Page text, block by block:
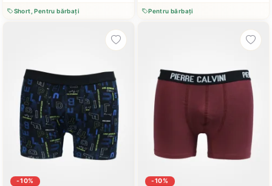
Short, Pentru bărbați Pentru bărbați
-10% -10%